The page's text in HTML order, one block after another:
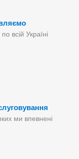
всій Україні
ми впевнені